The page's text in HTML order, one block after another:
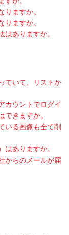
ますか。
ますか。
ありますか。
ていて、リストか
カウントでログイ
できますか。
いる画像も全て削
ありますか。
からのメールが届